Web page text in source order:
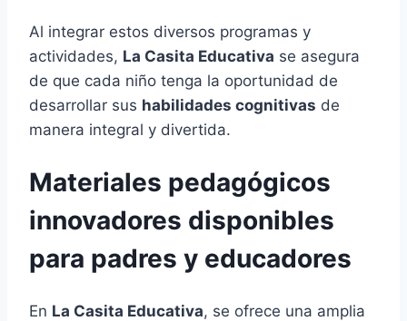
Al integrar estos diversos programas y
actividades, La Casita Educativa se asegura
de que cada niño tenga la oportunidad de
desarrollar sus habilidades cognitivas de
manera integral y divertida.
Materiales pedagógicos
innovadores disponibles
para padres y educadores
En La Casita Educativa, se ofrece una amplia